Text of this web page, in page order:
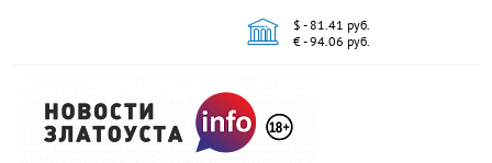
$ - 81.41 руб.
€ - 94.06 руб.